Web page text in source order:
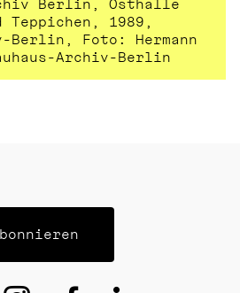
Teppichen, 1989,
Berlin, Foto: Hermann
Archiv-Berlin